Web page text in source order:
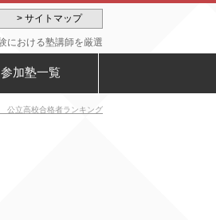
> サイトマップ
における塾講師を厳選
参加塾一覧
立高校合格者ランキング